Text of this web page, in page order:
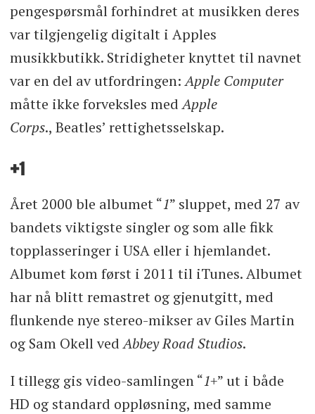
pengespørsmål forhindret at musikken deres
var tilgjengelig digitalt i Apples
musikkbutikk. Stridigheter knyttet til navnet
var en del av utfordringen:Apple Computer
måtte ikke forveksles medApple
Corps., Beatles’ rettighetsselskap.
+1
Året 2000 ble albumet “1” sluppet, med 27 av
bandets viktigste singler og som alle fikk
topplasseringer i USA eller i hjemlandet.
Albumet kom først i 2011 til iTunes. Albumet
har nå blitt remastret og gjenutgitt, med
flunkende nye stereo-mikser av Giles Martin
og Sam Okell vedAbbey Road Studios.
I tillegg gis video-samlingen “1+” ut i både
HD og standard oppløsning, med samme